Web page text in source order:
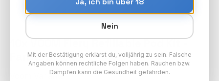
10x VOOM Fiery Refillable Pod Kit -
Farbe: Black
Voom Variante
Nein
Mit der Bestätigung erklärst du, volljährig zu sein. Falsche
Angaben können rechtliche Folgen haben. Rauchen bzw.
Dampfen kann die Gesundheit gefährden.